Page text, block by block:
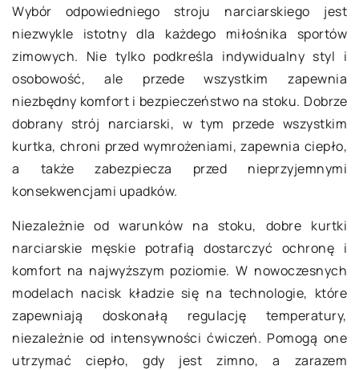
Wybór odpowiedniego stroju narciarskiego jest
niezwykle istotny dla każdego miłośnika sportów
zimowych. Nie tylko podkreśla indywidualny styl i
osobowość, ale przede wszystkim zapewnia
niezbędny komfort i bezpieczeństwo na stoku. Dobrze
dobrany strój narciarski, w tym przede wszystkim
kurtka, chroni przed wymrożeniami, zapewnia ciepło,
a także zabezpiecza przed nieprzyjemnymi
konsekwencjami upadków.
Niezależnie od warunków na stoku, dobre kurtki
narciarskie męskie potrafią dostarczyć ochronę i
komfort na najwyższym poziomie. W nowoczesnych
modelach nacisk kładzie się na technologie, które
zapewniają doskonałą regulację temperatury,
niezależnie od intensywności ćwiczeń. Pomogą one
utrzymać ciepło, gdy jest zimno, a zarazem